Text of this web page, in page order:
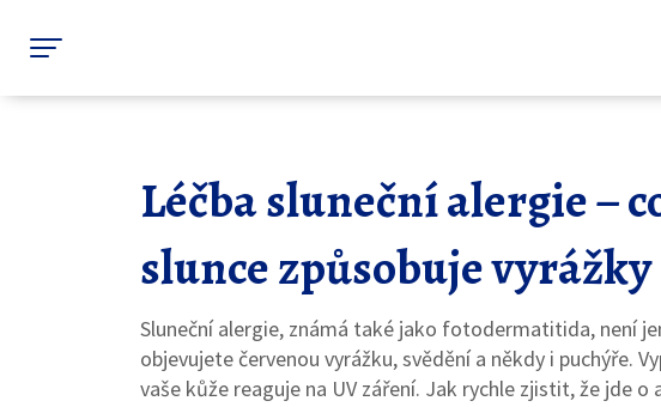
Léčba sluneční alergie –
slunce způsobuje vyrážky
Sluneční alergie, známá také jako fotodermatitida, není
objevujete červenou vyrážku, svědění a někdy i puchýře.
vaše kůže reaguje na UV záření. Jak rychle zjistit, že jde